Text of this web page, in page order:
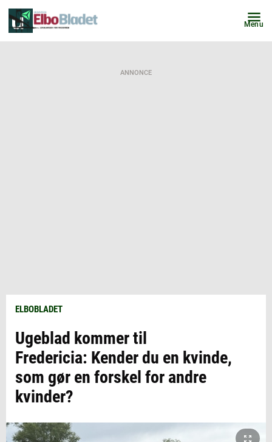
Menu
ANNONCE
ELBOBLADET
Ugeblad kommer til
Fredericia: Kender du en kvinde,
som gør en forskel for andre
kvinder?